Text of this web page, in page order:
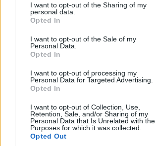
not limited to your visit or usage behaviour.
grant or deny consent to Google and its
use your data for below specified purposes
consent section.
I want to opt-out of the Sharing of my
personal data.
Opted In
I want to opt-out of the Sale of my
Personal Data.
Opted In
I want to opt-out of processing my
Personal Data for Targeted Advertising.
Opted In
I want to opt-out of Collection, Use,
Retention, Sale, and/or Sharing of my
Personal Data that Is Unrelated with the
Purposes for which it was collected.
Opted Out
canoe doppie o singole– Olbia
Sardinia – Tommaso +39 333
dalle 10 alle 16–
Sarda Service Maeine – Roberto
dalle 16 alle 20 –Escursione di
sportiva con guida